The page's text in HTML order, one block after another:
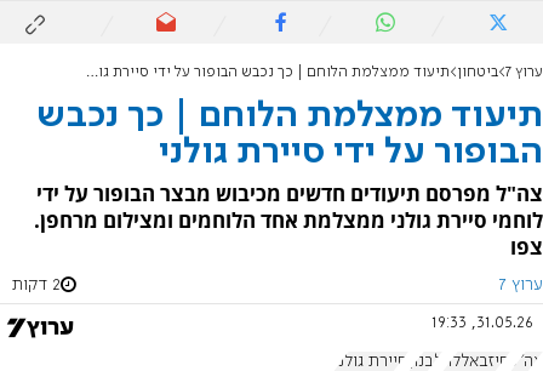
ערוץ 7 ביטחון תיעוד ממצלמת הלוחם | כך נכבש הבופור על ידי סיירת גולני
תיעוד ממצלמת הלוחם | כך נכבש
הבופור על ידי סיירת גולני
צה"ל מפרסם תיעודים חדשים מכיבוש מבצר הבופור על ידי
לוחמי סיירת גולני ממצלמת אחד הלוחמים ומצילום מרחפן.
צפו
ערוץ 7 2 דקות
31.05.26, 19:33
צה"ל חיזבאללה לבנון סיירת גולני